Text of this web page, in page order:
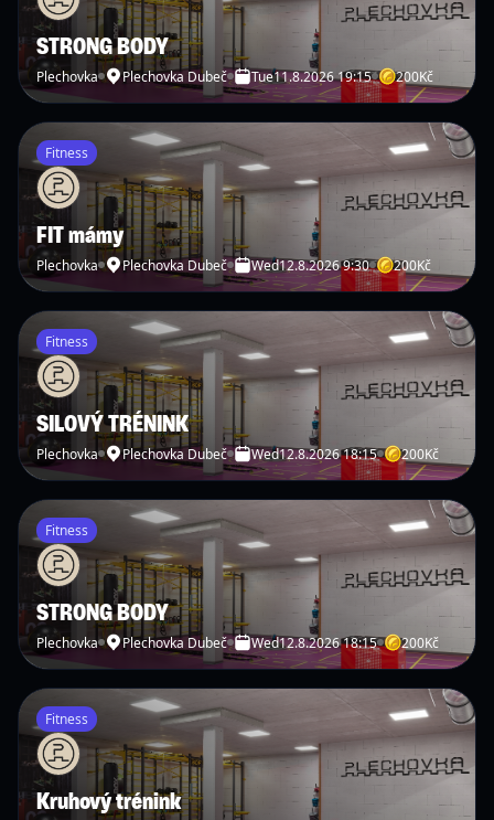
STRONG BODY
Plechovka Plechovka Dubeč Tue11.8.2026 19:15 200Kč
Fitness
FIT mámy
Plechovka Plechovka Dubeč Wed12.8.2026 9:30 200Kč
Fitness
SILOVÝ TRÉNINK
Plechovka Plechovka Dubeč Wed12.8.2026 18:15 200Kč
Fitness
STRONG BODY
Plechovka Plechovka Dubeč Wed12.8.2026 18:15 200Kč
Fitness
Kruhový trénink